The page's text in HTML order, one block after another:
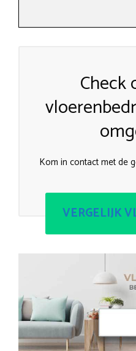
Check
Kom in contact met de
VERGELIJK